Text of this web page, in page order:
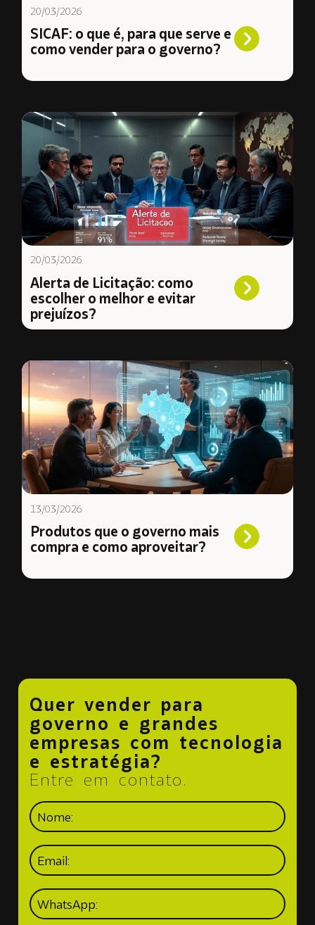
20/03/2026
SICAF: o que é, para que serve e
como vender para o governo?
20/03/2026
Alerta de Licitação: como
escolher o melhor e evitar
prejuízos?
13/03/2026
Produtos que o governo mais
compra e como aproveitar?
Quer vender para
governo e grandes
empresas com tecnologia
e estratégia?
Entre em contato.